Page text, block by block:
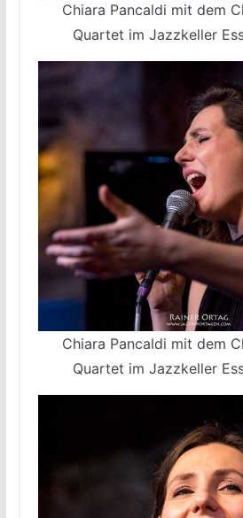
Chiara Pancaldi mit dem
Quartet im Jazzkeller
Chiara Pancaldi mit dem
Quartet im Jazzkeller